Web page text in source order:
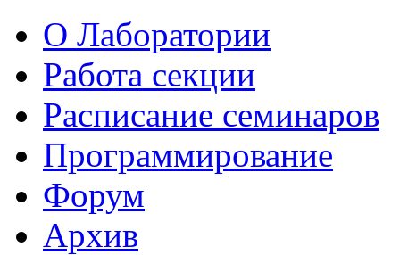
О Лаборатории
Работа секции
Расписание семинаров
Программирование
Форум
Архив